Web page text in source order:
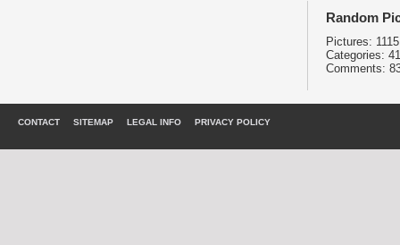
Random
Pictures: 1115
Categories:
Comments:
CONTACT SITEMAP LEGAL INFO PRIVACY POLICY